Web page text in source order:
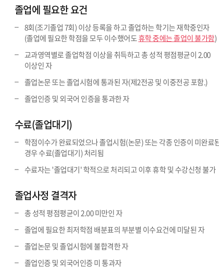
졸업에 필요한 요건
8회(조기졸업 7회) 이상 등록을 하고 졸업하는 학기는 재학중인자
(졸업에 필요한 학점을 모두 이수했어도휴학 중에는 졸업이 불가함)
교과영역별로 졸업학점 이상을 취득하고 총 성적 평점평균이 2.00
이상인 자
졸업논문 또는 졸업시험에 통과된 자(제2전공 및 이중전공 포함.)
졸업인증 및 외국어 인증을 통과한 자
수료(졸업대기)
학점이수가 완료되었으나 졸업시험(논문) 또는 각종 인증이 미완료
경우 수료(졸업대기) 처리됨
수료자는 '졸업대기' 학적으로 처리되고 이후 휴학 및 수강신청 불가
졸업사정 결격자
총 성적 평점평균이 2.00 미만인 자
졸업에 필요한 최저학점 배분표의 부분별 이수요건에 미달된 자
졸업논문 및 졸업시험에 불합격한 자
졸업인증 및 외국어인증 미 통과자